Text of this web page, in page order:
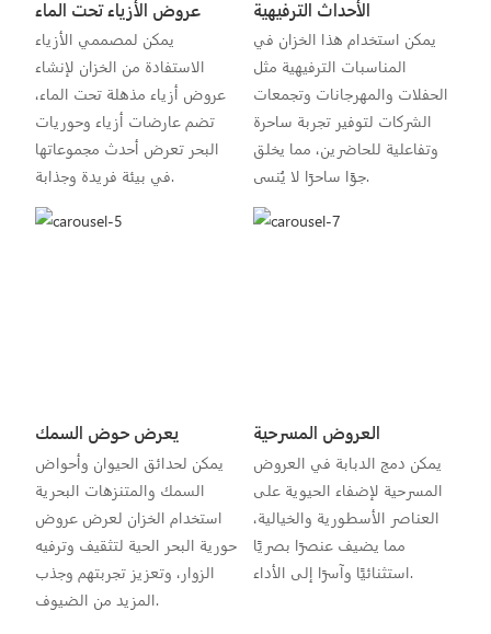
عروض الأزياء تحت الماء
يمكن لمصممي الأزياء
الاستفادة من الخزان لإنشاء
عروض أزياء مذهلة تحت الماء،
تضم عارضات أزياء وحوريات
البحر تعرض أحدث مجموعاتها
في بيئة فريدة وجذابة.
الأحداث الترفيهية
يمكن استخدام هذا الخزان في
المناسبات الترفيهية مثل
الحفلات والمهرجانات وتجمعات
الشركات لتوفير تجربة ساحرة
وتفاعلية للحاضرين، مما يخلق
جوًا ساحرًا لا يُنسى.
يعرض حوض السمك
يمكن لحدائق الحيوان وأحواض
السمك والمتنزهات البحرية
استخدام الخزان لعرض عروض
حورية البحر الحية لتثقيف وترفيه
الزوار، وتعزيز تجربتهم وجذب
المزيد من الضيوف.
العروض المسرحية
يمكن دمج الدبابة في العروض
المسرحية لإضفاء الحيوية على
العناصر الأسطورية والخيالية،
مما يضيف عنصرًا بصريًا
استثنائيًا وآسرًا إلى الأداء.